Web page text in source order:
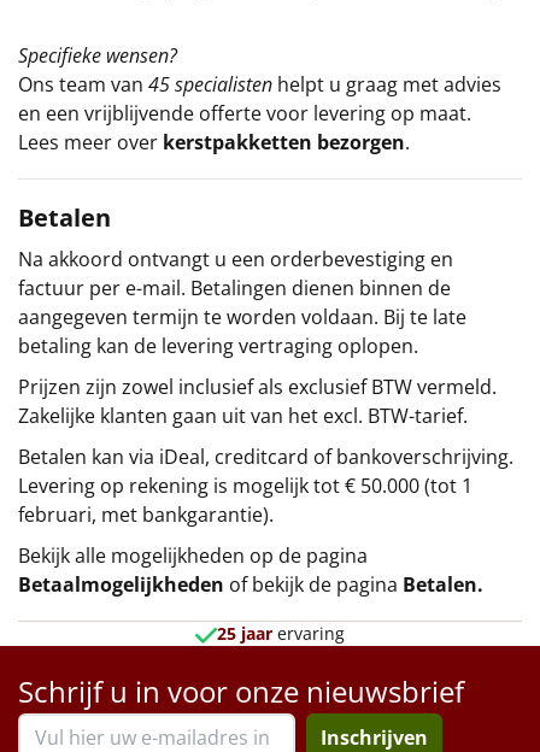
Specifieke wensen?
Ons team van 45 specialisten helpt u graag met advies
en een vrijblijvende offerte voor levering op maat.
Lees meer over kerstpakketten bezorgen.
Betalen
Na akkoord ontvangt u een orderbevestiging en
factuur per e-mail. Betalingen dienen binnen de
aangegeven termijn te worden voldaan. Bij te late
betaling kan de levering vertraging oplopen.
Prijzen zijn zowel inclusief als exclusief BTW vermeld.
Zakelijke klanten gaan uit van het excl. BTW-tarief.
Betalen kan via iDeal, creditcard of bankoverschrijving.
Levering op rekening is mogelijk tot € 50.000 (tot 1
februari, met bankgarantie).
Bekijk alle mogelijkheden op de pagina
Betaalmogelijkheden of bekijk de pagina Betalen.
25 jaar ervaring
Schrijf u in voor onze nieuwsbrief
Inschrijven